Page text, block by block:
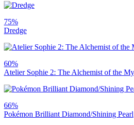
75%
Dredge
60%
Atelier Sophie 2: The Alchemist of the
66%
Pokémon Brilliant Diamond/Shining Pearl